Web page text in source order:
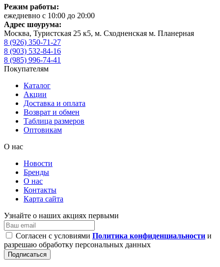
Режим работы:
ежедневно с 10:00 до 20:00
Адрес шоурума:
Москва, Туристская 25 к5, м. Сходненская м. Планерная
8 (926) 350-71-27
8 (903) 532-84-16
8 (985) 996-74-41
Покупателям
Каталог
Акции
Доставка и оплата
Возврат и обмен
Таблица размеров
Оптовикам
О нас
Новости
Бренды
О нас
Контакты
Карта сайта
Узнайте о наших акциях первыми
Согласен с условиями Политика конфиденциальности и
разрешаю обработку персональных данных
Подписаться